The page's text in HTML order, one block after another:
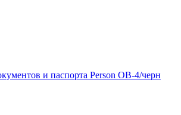
и паспорта Person ОВ-4/черн